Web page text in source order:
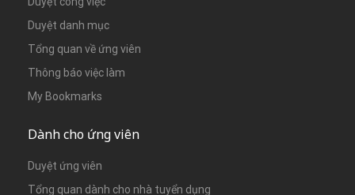
Duyệt danh mục
Tổng quan về ứng viên
Thông báo việc làm
My Bookmarks
Dành cho ứng viên
Duyệt ứng viên
Tổng quan dành cho nhà tuyển dụng